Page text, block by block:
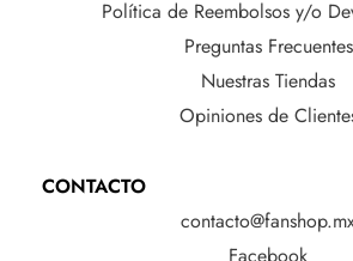
Política de Reembolsos y/o
Preguntas Frecuentes
Nuestras Tiendas
Opiniones de
CONTACTO